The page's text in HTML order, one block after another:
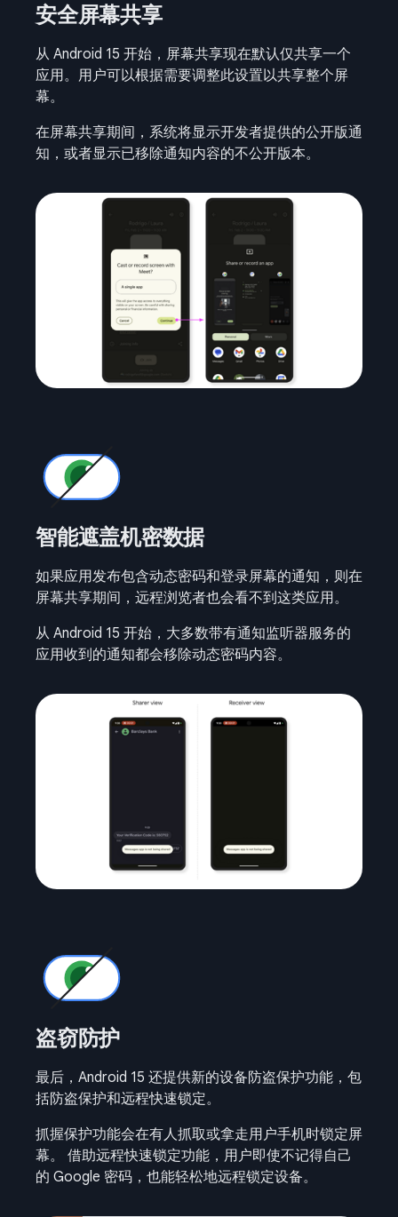
安全屏幕共享
从 Android 15 开始，屏幕共享现在默认仅共享一个
应用。用户可以根据需要调整此设置以共享整个屏
幕。
在屏幕共享期间，系统将显示开发者提供的公开版通
知，或者显示已移除通知内容的不公开版本。
智能遮盖机密数据
如果应用发布包含动态密码和登录屏幕的通知，则在
屏幕共享期间，远程浏览者也会看不到这类应用。
从 Android 15 开始，大多数带有通知监听器服务的
应用收到的通知都会移除动态密码内容。
盗窃防护
最后，Android 15 还提供新的设备防盗保护功能，包
括防盗保护和远程快速锁定。
抓握保护功能会在有人抓取或拿走用户手机时锁定屏
幕。 借助远程快速锁定功能，用户即使不记得自己
的 Google 密码，也能轻松地远程锁定设备。